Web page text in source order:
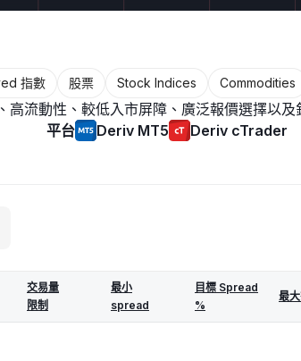
指數 股票 Stock Indices Commodities
高流動性、較低入市屏障、廣泛報價選擇以及
平台
Deriv MT5 Deriv cTrader
交易量
限制
最小
spread
目標 Spread
%
最